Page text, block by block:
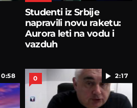
Studenti iz Srbije
napravili novu raketu:
Aurora leti na vodu i
vazduh
0:58 2:17
0